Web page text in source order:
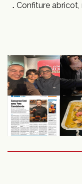
Confiture